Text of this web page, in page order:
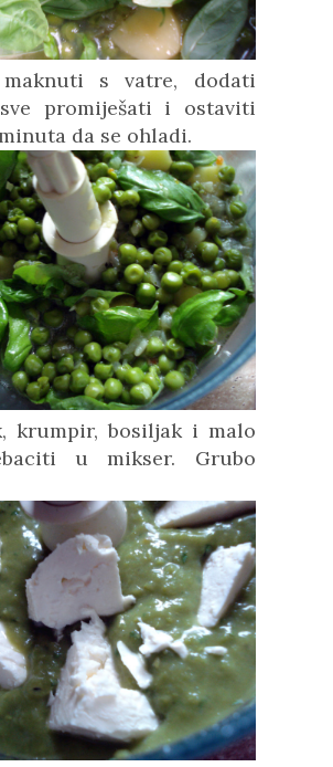
s vatre, dodati
promiješati i ostaviti
da se ohladi.
krumpir, bosiljak i malo
u mikser. Grubo